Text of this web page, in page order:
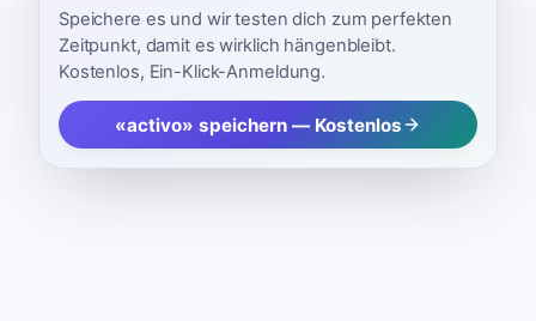
Speichere es und wir testen dich zum perfekten
Zeitpunkt, damit es wirklich hängenbleibt.
Kostenlos, Ein-Klick-Anmeldung.
«activo» speichern — Kostenlos